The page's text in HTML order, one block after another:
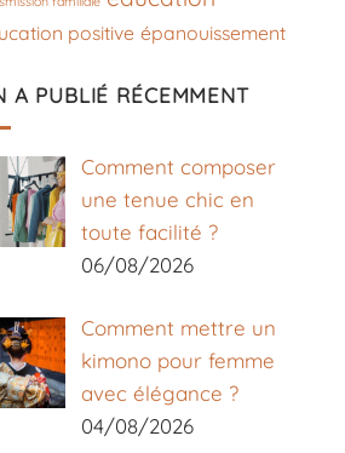
positive épanouissement
A PUBLIÉ RÉCEMMENT
Comment composer
une tenue chic en
toute facilité ?
06/08/2026
Comment mettre un
kimono pour femme
avec élégance ?
04/08/2026